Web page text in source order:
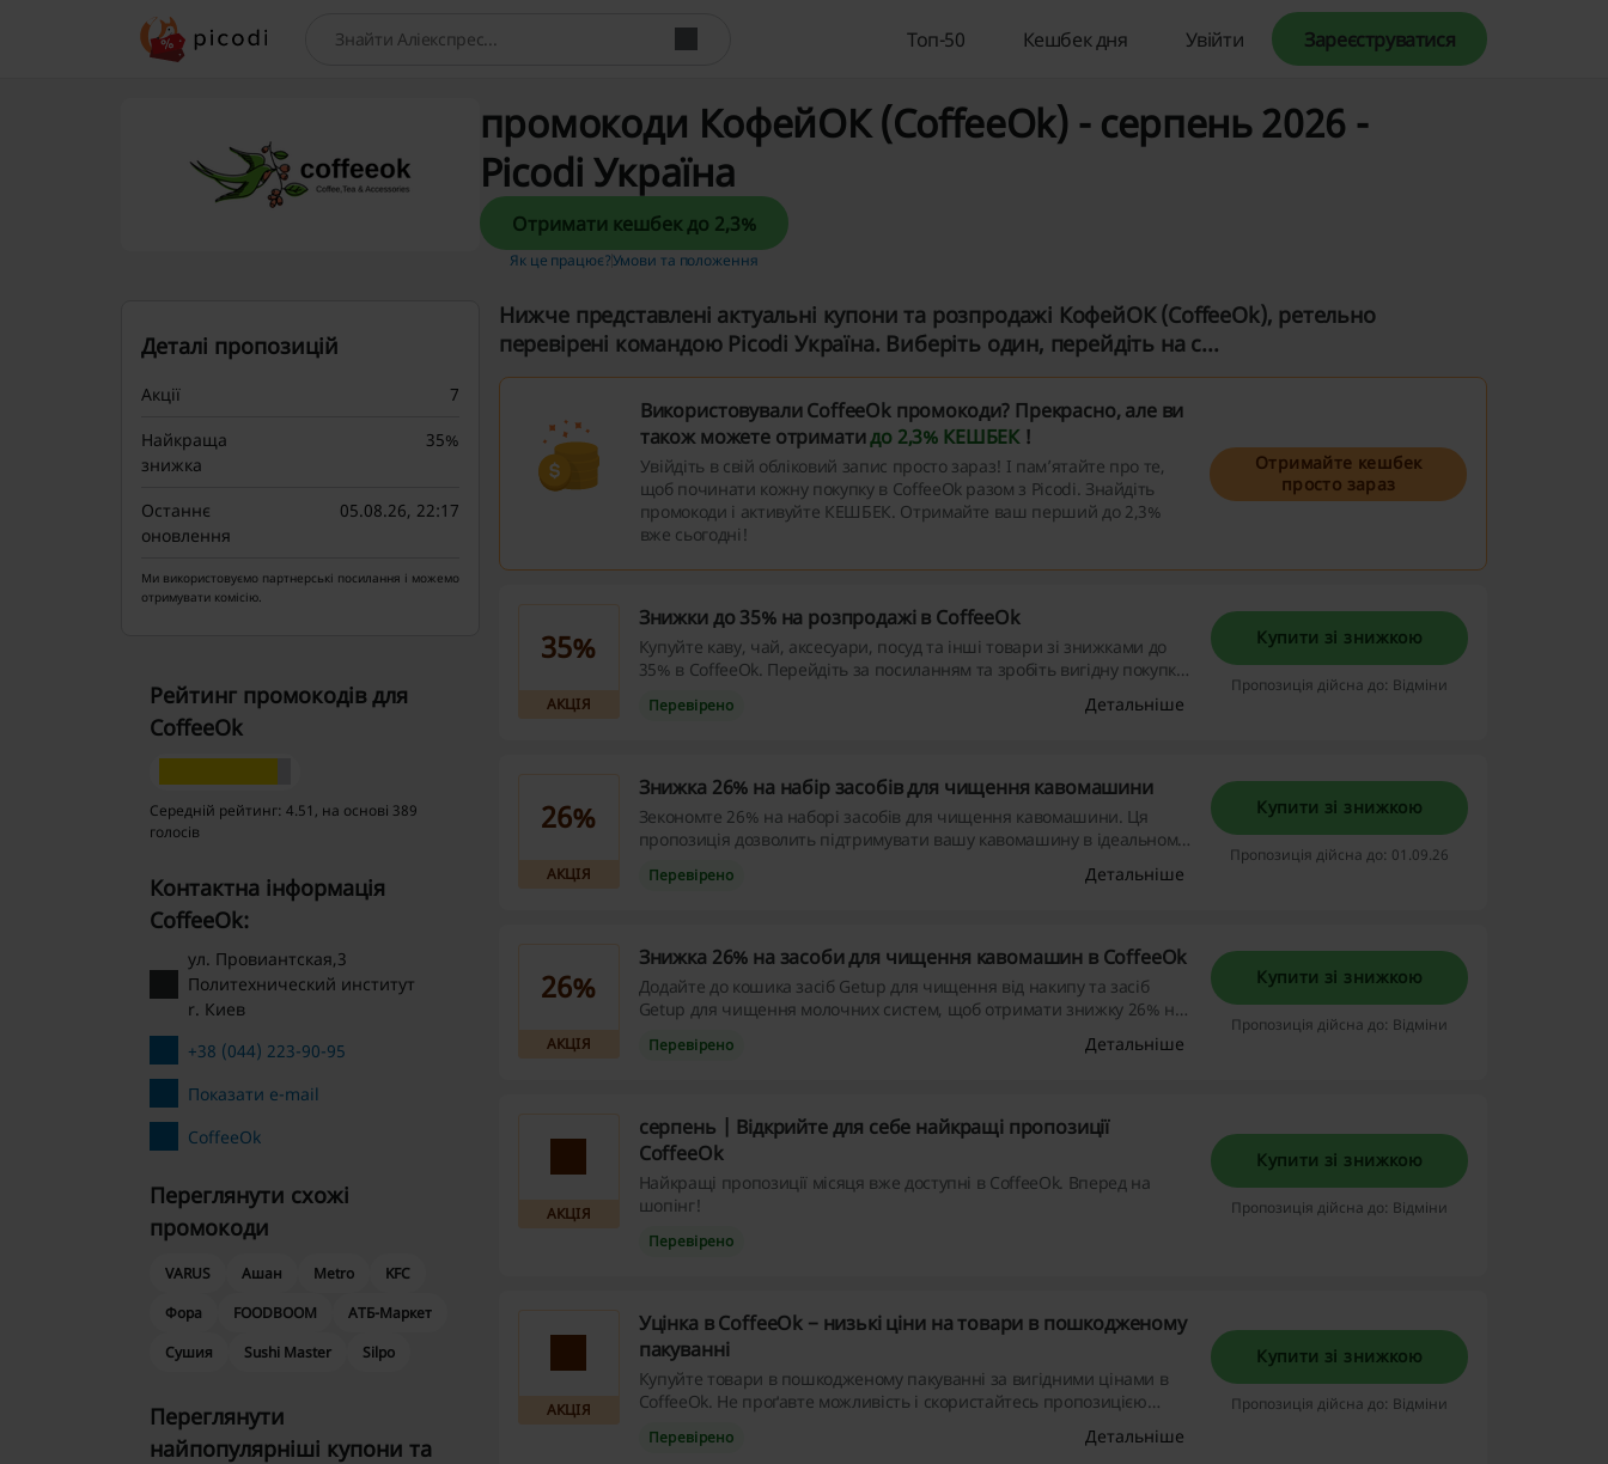
Пошук Топ-50 Кешбек дня Увійти Зареєструватися
промокоди КофейОК (CoffeeOk) - серпень 2026 -
Picodi Україна
Отримати кешбек до 2,3%
Як це працює?Умови та положення
Нижче представлені актуальні купони та розпродажі КофейОК (CoffeeOk), ретельно
перевірені командою Picodi Україна. Виберіть один, перейдіть на с...
Використовували CoffeeOk промокоди? Прекрасно, але ви
також можете отриматидо 2,3% КЕШБЕК !
Увійдіть в свій обліковий запис просто зараз! І пам’ятайте про те,
щоб починати кожну покупку в CoffeeOk разом з Picodi. Знайдіть
промокоди і активуйте КЕШБЕК. Отримайте ваш перший до 2,3%
вже сьогодні!
Отримайте кешбек
просто зараз
35%
АКЦІЯ
Знижки до 35% на розпродажі в CoffeeOk
Купуйте каву, чай, аксесуари, посуд та інші товари зі знижками до
35% в CoffeeOk. Перейдіть за посиланням та зробіть вигідну покупку
Детальніше
Перевірено
Купити зі знижкою
Пропозиція дійсна до: Відміни
26%
АКЦІЯ
Знижка 26% на набір засобів для чищення кавомашини
Зекономте 26% на наборі засобів для чищення кавомашини. Ця
пропозиція дозволить підтримувати вашу кавомашину в ідеальному
Детальніше
Перевірено
Купити зі знижкою
Пропозиція дійсна до: 01.09.26
26%
АКЦІЯ
Знижка 26% на засоби для чищення кавомашин в CoffeeOk
Додайте до кошика засіб Getup для чищення від накипу та засіб
Getup для чищення молочних систем, щоб отримати знижку 26% на
Детальніше
Перевірено
Купити зі знижкою
Пропозиція дійсна до: Відміни
АКЦІЯ
серпень | Відкрийте для себе найкращі пропозиції
CoffeeOk
Найкращі пропозиції місяця вже доступні в CoffeeOk. Вперед на
шопінг!
Перевірено
Купити зі знижкою
Пропозиція дійсна до: Відміни
АКЦІЯ
Уцінка в CoffeeOk − низькі ціни на товари в пошкодженому
пакуванні
Купуйте товари в пошкодженому пакуванні за вигідними цінами в
CoffeeOk. Не проґавте можливість і скористайтесь пропозицією
Детальніше
Перевірено
Купити зі знижкою
Пропозиція дійсна до: Відміни
Деталі пропозицій
Акції
7
Найкраща
знижка
35%
Останнє
оновлення
05.08.26, 22:17
Ми використовуємо партнерські посилання і можемо
отримувати комісію.
Рейтинг промокодів для
CoffeeOk
Середній рейтинг: 4.51, на основі 389
голосів
Контактна інформація
CoffeeOk:
ул. Провиантская,3
Политехнический институт
r. Киев
+38 (044) 223-90-95
Показати e-mail
CoffeeOk
Переглянути схожі
промокоди
VARUS Ашан Metro
KFC
Фора
FOODBOOM
АТБ-Маркет
Сушия
Sushi Master Silpo
Переглянути
найпопулярніші купони та